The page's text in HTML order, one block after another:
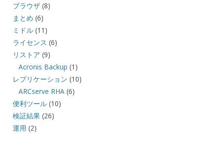
ブラウザ(8)
まとめ (6)
ミドル(11)
ライセンス (6)
リストア (9)
Acronis Backup (1)
レプリケーション (10)
ARCserve RHA (6)
便利ツール(10)
検証結果(26)
運用 (2)